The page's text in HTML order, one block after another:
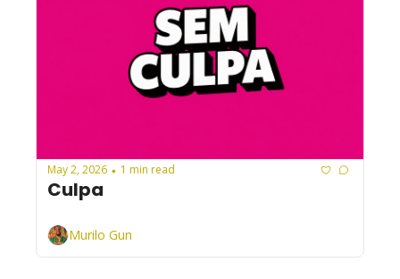
May 2, 2026 • 1 min read
Culpa
Murilo Gun